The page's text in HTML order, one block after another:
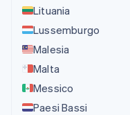
Lituania
Lussemburgo
Malesia
Malta
Messico
Paesi Bassi